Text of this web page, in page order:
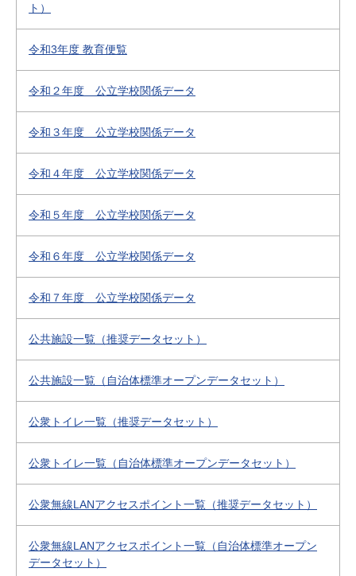
ト）
令和3年度 教育便覧
令和２年度 公立学校関係データ
令和３年度 公立学校関係データ
令和４年度 公立学校関係データ
令和５年度 公立学校関係データ
令和６年度 公立学校関係データ
令和７年度 公立学校関係データ
公共施設一覧（推奨データセット）
公共施設一覧（自治体標準オープンデータセット）
公衆トイレ一覧（推奨データセット）
公衆トイレ一覧（自治体標準オープンデータセット）
公衆無線LANアクセスポイント一覧（推奨データセット）
公衆無線LANアクセスポイント一覧（自治体標準オープン
データセット）